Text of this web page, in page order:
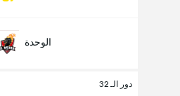
الوحدة
دور الـ 32